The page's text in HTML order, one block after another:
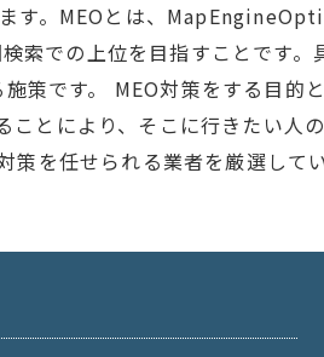
す。MEOとは、MapEngineOpti
索での上位を目指すことです。
策です。 MEO対策をする目的と
ことにより、そこに行きたい人の
策を任せられる業者を厳選して